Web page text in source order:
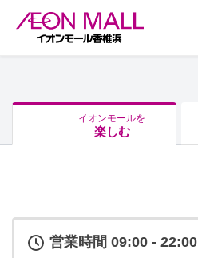
イオンモールを
楽しむ
営業時間 09:00 - 22:00